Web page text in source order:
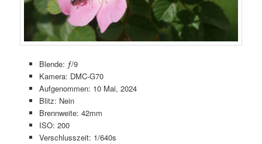
Blende: ƒ/9
Kamera: DMC-G70
Aufgenommen: 10 Mai, 2024
Blitz: Nein
Brennweite: 42mm
ISO: 200
Verschlusszeit: 1/640s